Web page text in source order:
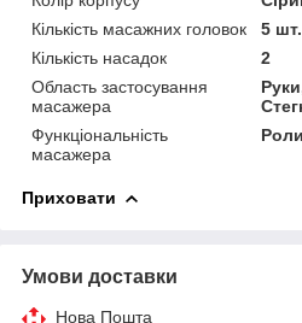
Кількість масажних головок
5 шт.
Кількість насадок
2
Область застосування
масажера
Функціональність
масажера
Приховати
Умови доставки
Нова Пошта